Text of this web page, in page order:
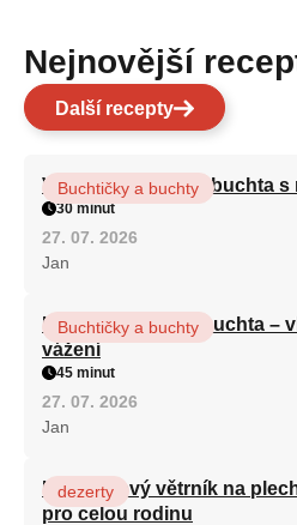
Nejnovější
Další recepty
Vláčná olejová litá buchta
Buchtičky a buchty
30 minut
27. 07. 2026
Jan
Hrnková maková buchta –
vážení
Buchtičky a buchty
45 minut
27. 07. 2026
Jan
Karamelový větrník na
pro celou rodinu
dezerty